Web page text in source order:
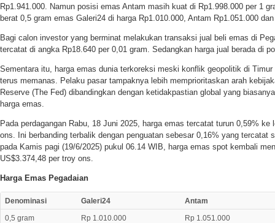
Rp1.941.000. Namun posisi emas Antam masih kuat di Rp1.998.000 per 1
berat 0,5 gram emas Galeri24 di harga Rp1.010.000, Antam Rp1.051.000
Bagi calon investor yang berminat melakukan transaksi jual beli emas di
tercatat di angka Rp18.640 per 0,01 gram. Sedangkan harga jual berada di
Sementara itu, harga emas dunia terkoreksi meski konflik geopolitik di Timur
terus memanas. Pelaku pasar tampaknya lebih memprioritaskan arah
Reserve (The Fed) dibandingkan dengan ketidakpastian global yang
harga emas.
Pada perdagangan Rabu, 18 Juni 2025, harga emas tercatat turun 0,59% ke
ons. Ini berbanding terbalik dengan penguatan sebesar 0,16% yang tercatat
pada Kamis pagi (19/6/2025) pukul 06.14 WIB, harga emas spot kembali
US$3.374,48 per troy ons.
Harga Emas Pegadaian
Denominasi Galeri24
Antam
0,5 gram
Rp 1.010.000
Rp 1.051.000